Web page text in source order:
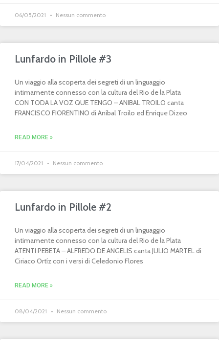
06/05/2021 Nessun commento
Lunfardo in Pillole #3
Un viaggio alla scoperta dei segreti di un linguaggio
intimamente connesso con la cultura del Rio de la Plata
CON TODA LA VOZ QUE TENGO – ANIBAL TROILO canta
FRANCISCO FIORENTINO di Aníbal Troilo ed Enrique Dizeo
READ MORE »
17/04/2021 Nessun commento
Lunfardo in Pillole #2
Un viaggio alla scoperta dei segreti di un linguaggio
intimamente connesso con la cultura del Rio de la Plata
ATENTI PEBETA – ALFREDO DE ANGELIS canta JULIO MARTEL di
Ciriaco Ortíz con i versi di Celedonio Flores
READ MORE »
08/04/2021 Nessun commento